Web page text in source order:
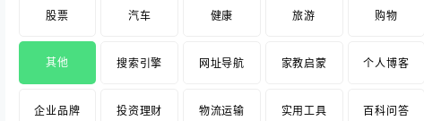
股票 汽车 健康 旅游 购物
其他 搜索引擎 网址导航 家教启蒙 个人博客
企业品牌 投资理财 物流运输 实用工具 百科问答